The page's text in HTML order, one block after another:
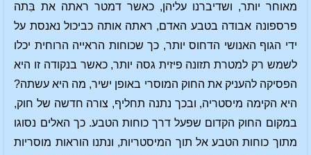
מאוחר יותר, ושדיברנו עליהן, כאשר דמטר ראתה את בִּתה
פרספונה אבודה בטבע האדם, ראתה אותה כביכול נאנסת על
ידי הגוף האנושי הדחוס יותר, כך שכוחות הראייה הרוחית יכלו
לשמש רק למטרת תזונה פיזית גסה יותר, כאשר בנקודה זו היא
הפסיקה להעניק את החוק המוסרי באופן ישיר, מה היא עשתה?
היא הקימה מיסטריה, ובכך נתנה תחליף, צורה חדשה של חוק,
במקום החוק הקדום שפעל דרך כוחות הטבע. כך האלים נסוגו
מתוך כוחות הטבע אל תוך המיסטריות, ונתנו הוראות מוסריות